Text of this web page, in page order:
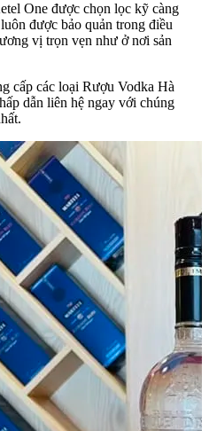
One được chọn lọc kỹ càng
được bảo quản trong điều
vị trọn vẹn như ở nơi sản
cấp các loại Rượu Vodka Hà
dẫn liên hệ ngay với chúng